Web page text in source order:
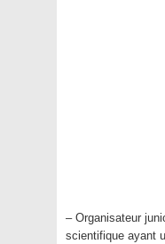
– Organisateur
scientifique ayant